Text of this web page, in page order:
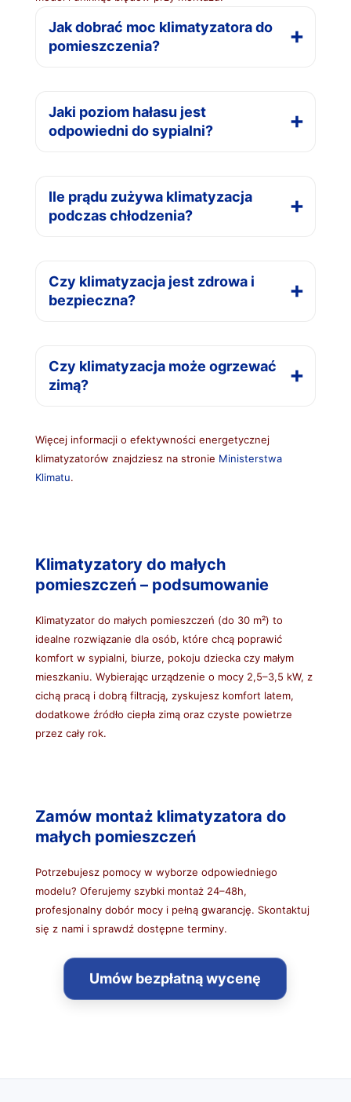
Jak dobrać moc klimatyzatora do
pomieszczenia?
Jaki poziom hałasu jest
odpowiedni do sypialni?
Ile prądu zużywa klimatyzacja
podczas chłodzenia?
Czy klimatyzacja jest zdrowa i
bezpieczna?
Czy klimatyzacja może ogrzewać
zimą?
Więcej informacji o efektywności energetycznej
klimatyzatorów znajdziesz na stronie Ministerstwa
Klimatu.
Klimatyzatory do małych
pomieszczeń – podsumowanie
Klimatyzator do małych pomieszczeń (do 30 m²) to
idealne rozwiązanie dla osób, które chcą poprawić
komfort w sypialni, biurze, pokoju dziecka czy małym
mieszkaniu. Wybierając urządzenie o mocy 2,5–3,5 kW, z
cichą pracą i dobrą filtracją, zyskujesz komfort latem,
dodatkowe źródło ciepła zimą oraz czyste powietrze
przez cały rok.
Zamów montaż klimatyzatora do
małych pomieszczeń
Potrzebujesz pomocy w wyborze odpowiedniego
modelu? Oferujemy szybki montaż 24–48h,
profesjonalny dobór mocy i pełną gwarancję. Skontaktuj
się z nami i sprawdź dostępne terminy.
Umów bezpłatną wycenę